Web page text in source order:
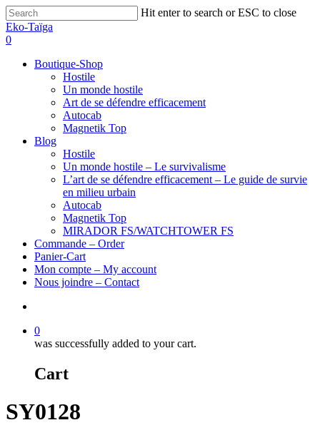
Hit enter to search or ESC to close
Eko-Taïga
0
Boutique-Shop
Hostile
Un monde hostile
Art de se défendre efficacement
Autocab
Magnetik Top
Blog
Hostile
Un monde hostile – Le survivalisme
L’art de se défendre efficacement – Le guide de survie
en milieu urbain
Autocab
Magnetik Top
MIRADOR FS/WATCHTOWER FS
Commande – Order
Panier-Cart
Mon compte – My account
Nous joindre – Contact
0
was successfully added to your cart.
Cart
SY0128